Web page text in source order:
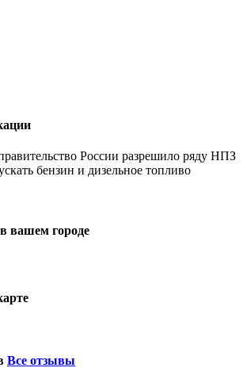
России разрешило ряду НПЗ
бензин и дизельное топливо
вашем городе
Все отзывы